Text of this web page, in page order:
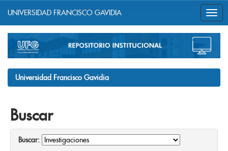
navigation
UNIVERSIDAD FRANCISCO GAVIDIA
Universidad Francisco Gavidia
Buscar
Buscar: